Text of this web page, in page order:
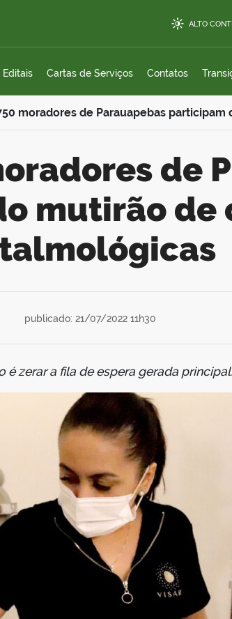
ALTO
Editais Cartas de Serviços Contatos
moradores de Parauapebas
mutirão de
publicado: 21/07/2022 11h30
é zerar a fila de espera gerada